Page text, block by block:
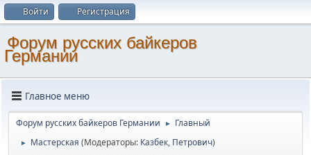
Войти Регистрация
Форум русских байкеров
Германии
Главное меню
Форум русских байкеров Германии ► Главный
► Мастерская (Модераторы: Казбек, Петрович)